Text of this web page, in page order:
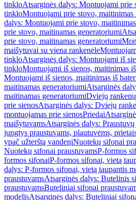
tinkloAtsarginės dalys: Montuojami prie
tinkloMontuojami prie stovo, maitinimas
dalys: Montuojami prie stovo,
prie stovo, maitinamas generatoriumi
prie stovo, maitinamas generatoriumi
maišytuvai su viena rankenėle
tinkloAtsarginės dalys: Montuojami iš
tinkloMontuojami iš sienos, maitinimas
Montuojami iš sienos, maitinimas iš
maitinamas generatoriumiAtsarginės
maitinamas generatoriumiDviejų
prie sienosAtsarginės dalys: Dviejų
montuojamas prie sienosPriedai
maišytuvamsAtsarginės dalys:
jungtys praustuvams, plautuvėms,
ypač užterštą vandenįNuotekų sifonai
Nuotekų sifonai praustuvamsP-formos
formos sifonaiP-formos sifonai, vietą
dalys: P-formos sifonai, vietą taupantis
praustuvamsAtsarginės dalys: Butelinis
praustuvamsButeliniai sifonai
modelisAtsarginės dalys: Buteliniai